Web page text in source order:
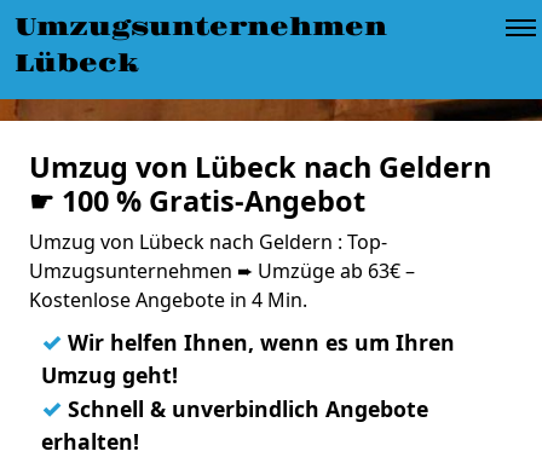
Umzugsunternehmen
Lübeck
Umzug von Lübeck nach Geldern
☛ 100 % Gratis-Angebot
Umzug von Lübeck nach Geldern : Top-
Umzugsunternehmen ➨ Umzüge ab 63€ –
Kostenlose Angebote in 4 Min.
✓ Wir helfen Ihnen, wenn es um Ihren
Umzug geht!
✓ Schnell & unverbindlich Angebote
erhalten!